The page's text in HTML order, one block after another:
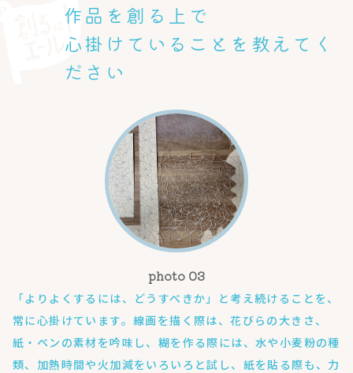
作品を創る上で
心掛けていることを教えてく
ださい
「よりよくするには、どうすべきか」と考え続けることを、
常に心掛けています。線画を描く際は、花びらの大きさ、
紙・ペンの素材を吟味し、糊を作る際には、水や小麦粉の種
類、加熱時間や火加減をいろいろと試し、紙を貼る際も、力